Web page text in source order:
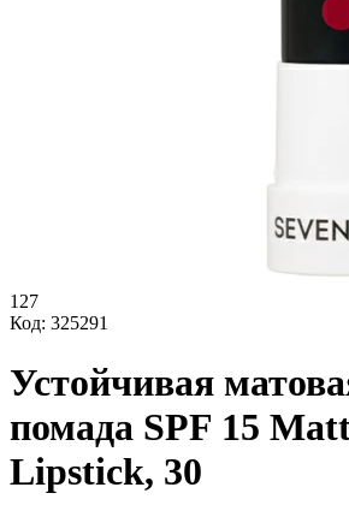
127
Код: 325291
Устойчивая
помада SPF 15
Lipstick, 30